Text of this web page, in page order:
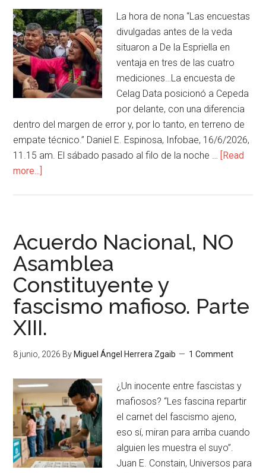
La hora de nona “Las encuestas
divulgadas antes de la veda
situaron a De la Espriella en
ventaja en tres de las cuatro
mediciones…La encuesta de
Celag Data posicionó a Cepeda
por delante, con una diferencia
dentro del margen de error y, por lo tanto, en terreno de
empate técnico.” Daniel E. Espinosa, Infobae, 16/6/2026,
11.15 am. El sábado pasado al filo de la noche … [Read
more...]
Acuerdo Nacional, NO
Asamblea
Constituyente y
fascismo mafioso. Parte
XIII.
8 junio, 2026 By Miguel Ángel Herrera Zgaib 1 Comment
¿Un inocente entre fascistas y
mafiosos? “Les fascina repartir
el carnet del fascismo ajeno,
eso sí, miran para arriba cuando
alguien les muestra el suyo”.
Juan E. Constain, Universos para